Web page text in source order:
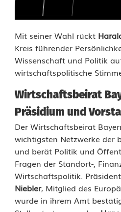
o
l
w
t
z
e
r
a
u
Mit seiner Wahl rückt
Kreis führender
Wissenschaft und Politik
wirtschaftspolitische
Wirtschaftsbeirat
Präsidium und
Der Wirtschaftsbeirat
wichtigsten Netzwerke der
und berät Politik und
Fragen der Standort-,
Wirtschaftspolitik.
Niebler, Mitglied des
wurde in ihrem Amt